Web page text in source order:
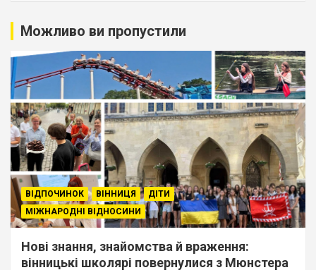
Можливо ви пропустили
ВІДПОЧИНОК ВІННИЦЯ
ДІТИ
МІЖНАРОДНІ ВІДНОСИНИ
Нові знання, знайомства й враження:
вінницькі школярі повернулися з Мюнстера